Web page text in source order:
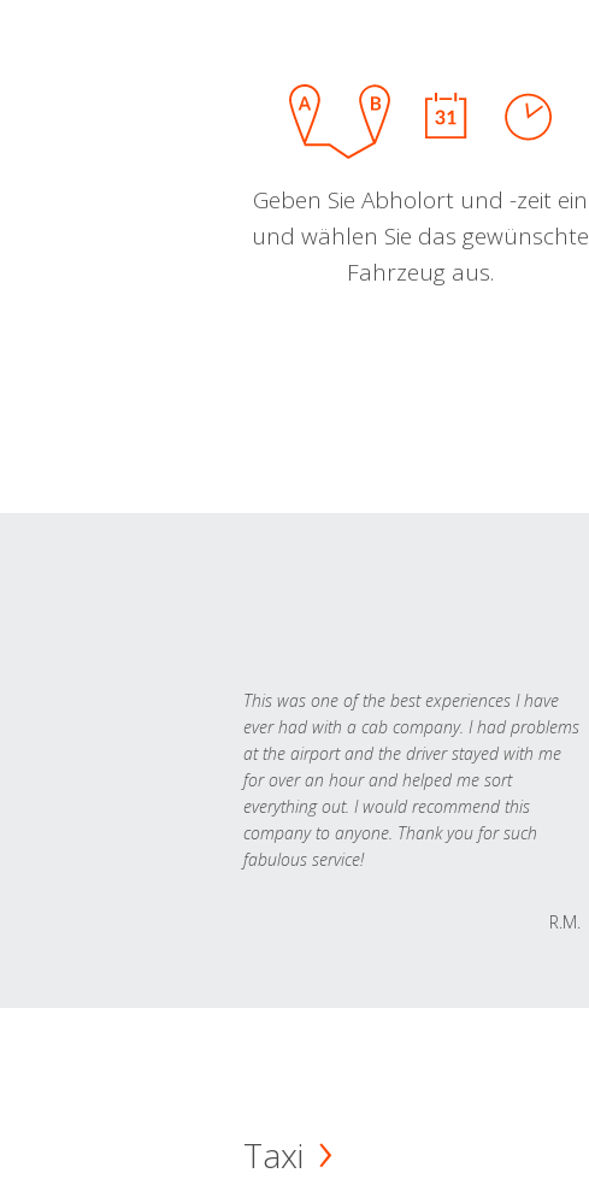
Geben Sie Abholort und -zeit ein
und wählen Sie das gewünschte
Fahrzeug aus.
This was one of the best experiences I have
ever had with a cab company. I had problems
at the airport and the driver stayed with me
for over an hour and helped me sort
everything out. I would recommend this
company to anyone. Thank you for such
fabulous service!
R.M.
Taxi